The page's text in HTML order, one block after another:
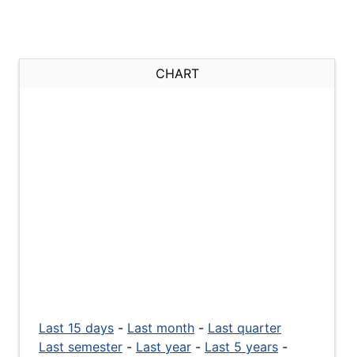
CHART
Last 15 days - Last month - Last quarter
Last semester - Last year - Last 5 years -